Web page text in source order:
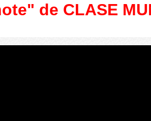
de CLASE